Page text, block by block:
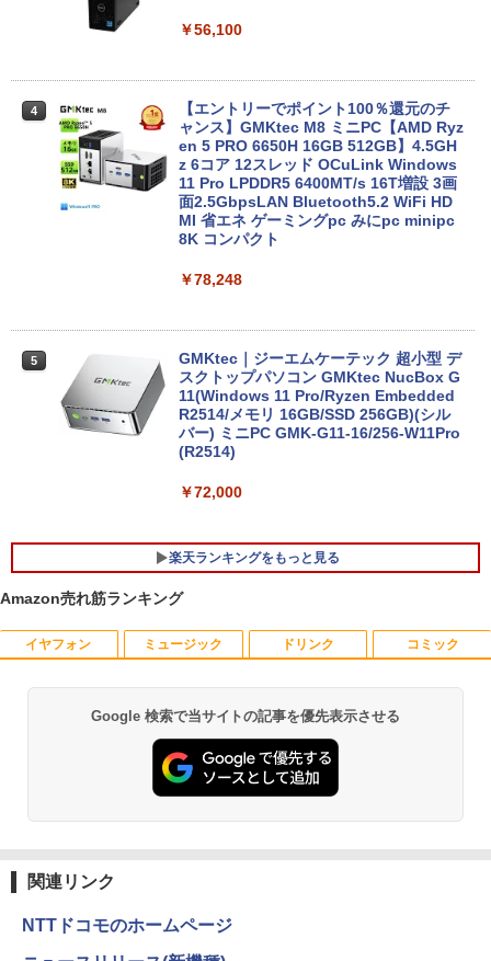
in11搭載 パソコンノートパソコンoffice
メモリ4GB～ 高速SSD1TB 最大 フルHD
Webカメラ zoom 軽量薄型 無線 型番更
新で在庫処分
￥9,980
【中古】 店長セレクト おまかせA4ノー
SSD120GB以上 メモリ4GB Celeron搭
中古パソコン
￥11,800
レビュー投稿 5年保証｜MS Office 2024
ws11 Office付｜スペック Core i5 第7世
｜中古パソコン 中古ノートパソコン 中古
PC オフィス搭載
￥56,100
4
【エントリーでポイント100％還元のチ
ャンス】GMKtec M8 ミニPC【AMD Ryz
en 5 PRO 6650H 16GB 512GB】4.5GH
z 6コア 12スレッド OCuLink Windows
11 Pro LPDDR5 6400MT/s 16T増設 3画
面2.5GbpsLAN Bluetooth5.2 WiFi HD
MI 省エネ ゲーミングpc みにpc minipc
8K コンパクト
￥78,248
5
GMKtec｜ジーエムケーテック 超小型 デ
スクトップパソコン GMKtec NucBox G
11(Windows 11 Pro/Ryzen Embedded
R2514/メモリ 16GB/SSD 256GB)(シル
バー) ミニPC GMK-G11-16/256-W11Pro
(R2514)
￥72,000
楽天ランキングをもっと見る
1
【マラソンセール期間中ポイント5倍】
DP / HDMI / DVI VGA 端子選択可能 店長
おまかせ ケーブル付き サブモニターにお
￥4,200
送料無料
1 星新一ショートショート1001 [ 星 新一 ]
Amazon売れ筋ランキング
イヤフォン
Anker Soundcore P40i オフホワイト
￥7,990
ミュージック
BRUCE WAYNE feat. Flo Milli, ATL Jacob
[Explicit]
￥250
￥250
ドリンク
【Amazon.co.jp限定】 い・ろ・は・す 2L P
ET ラベルレス ×8本
￥1,112
ットル (Smart Basic)
コミック
薬屋のひとりごと 17巻 (デジタル版ビッグガ
ンガンコミックス)
￥770
￥832
Google 検索で当サイトの記事を優先表示させる
関連リンク
NTTドコモのホームページ